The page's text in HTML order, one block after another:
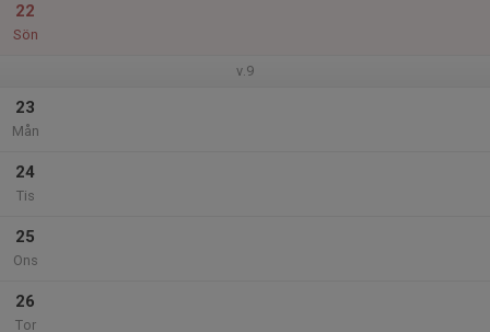
22
Sön
v.9
23
Mån
24
Tis
25
Ons
26
Tor